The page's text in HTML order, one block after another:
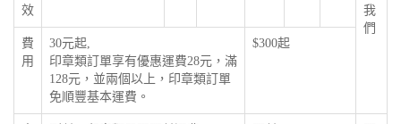
效
我
們
費
用
30元起,
印章類訂單享有優惠運費28元，滿
128元，並兩個以上，印章類訂單
免順豐基本運費。
$300起